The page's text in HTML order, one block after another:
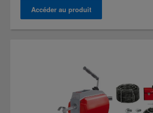
Accéder au produit